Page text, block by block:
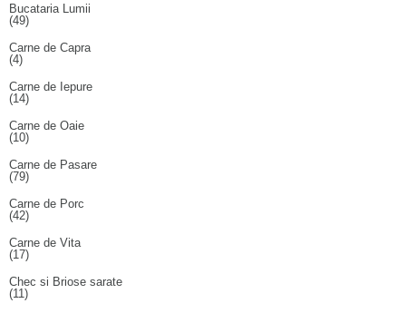
Bucataria Lumii
(49)
Carne de Capra
(4)
Carne de Iepure
(14)
Carne de Oaie
(10)
Carne de Pasare
(79)
Carne de Porc
(42)
Carne de Vita
(17)
Chec si Briose sarate
(11)